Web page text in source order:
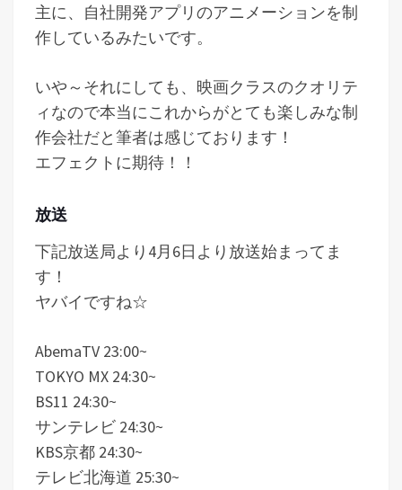
主に、自社開発アプリのアニメーションを制
作しているみたいです。
いや～それにしても、映画クラスのクオリテ
ィなので本当にこれからがとても楽しみな制
作会社だと筆者は感じております！
エフェクトに期待！！
放送
下記放送局より4月6日より放送始まってま
す！
ヤバイですね☆
AbemaTV 23:00~
TOKYO MX 24:30~
BS11 24:30~
サンテレビ 24:30~
KBS京都 24:30~
テレビ北海道 25:30~